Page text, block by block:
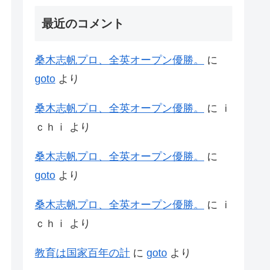
最近のコメント
桑木志帆プロ、全英オープン優勝。
に
goto より
桑木志帆プロ、全英オープン優勝。 に
ｉ
ｃｈｉ
より
桑木志帆プロ、全英オープン優勝。
に
goto より
桑木志帆プロ、全英オープン優勝。 に
ｉ
ｃｈｉ
より
教育は国家百年の計 に goto より